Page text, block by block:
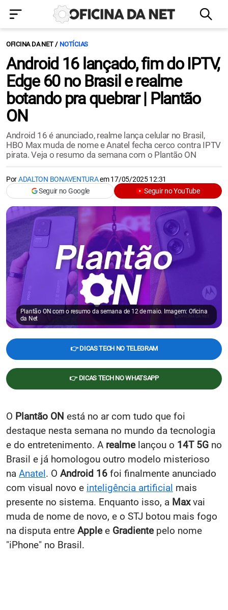
OFICINA DA NET NOTÍCIAS
Android 16 lançado, fim do IPTV,
Edge 60 no Brasil e realme
botando pra quebrar | Plantão
ON
Android 16 é anunciado, realme lança celular no Brasil,
HBO Max muda de nome e Anatel fecha cerco contra IPTV
pirata. Veja o resumo da semana com o Plantão ON
PorADALTON BONAVENTURAem17/05/2025 12:31
Seguir no Google
Seguir no YouTube
Plantão ON com o resumo da semana de 12 de maio. Imagem: Oficina
da Net
👉 DICAS TECH NO TELEGRAM
👉 DICAS TECH NO WHATSAPP
O Plantão ON está no ar com tudo que foi
destaque nesta semana no mundo da tecnologia
e do entretenimento. A realme lançou o 14T 5G no
Brasil e já homologou outro modelo misterioso
na Anatel. O Android 16 foi finalmente anunciado
com visual novo e inteligência artificial mais
presente no sistema. Enquanto isso, a Maxvai
muda de nome de novo, e o STJ botou mais fogo
na disputa entre Applee Gradiente pelo nome
"iPhone" no Brasil.